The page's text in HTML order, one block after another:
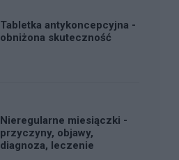
Tabletka antykoncepcyjna -
obniżona skuteczność
Nieregularne miesiączki -
przyczyny, objawy,
diagnoza, leczenie